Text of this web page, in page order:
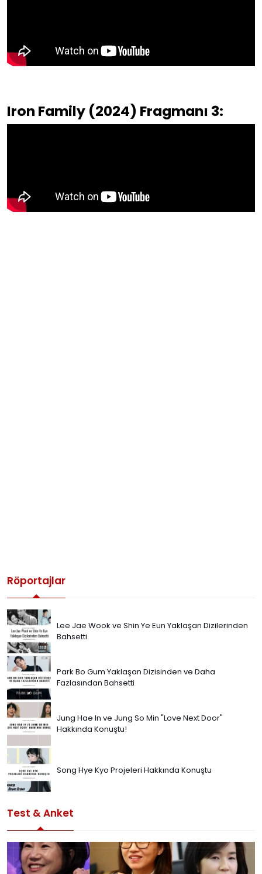
Iron Family (2024) Fragmanı 3:
Röportajlar
Lee Jae Wook ve Shin Ye Eun Yaklaşan Dizilerinden
Bahsetti
Park Bo Gum Yaklaşan Dizisinden ve Daha
Fazlasından Bahsetti
Jung Hae In ve Jung So Min "Love Next Door"
Hakkında Konuştu!
Song Hye Kyo Projeleri Hakkında Konuştu
Test & Anket